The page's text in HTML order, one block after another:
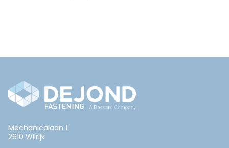
Mechanicalaan 1
2610 Wilrijk